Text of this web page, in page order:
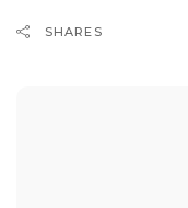
SHARES